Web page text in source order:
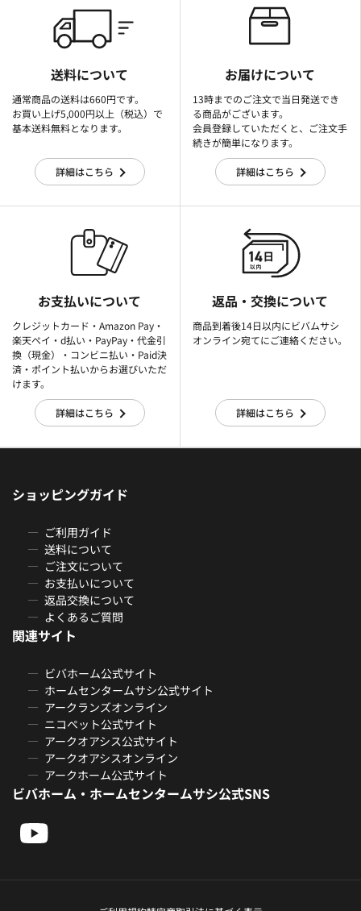
送料について
通常商品の送料は660円です。
お買い上げ5,000円以上（税込）で
基本送料無料となります。
詳細はこちら
お届けについて
13時までのご注文で当日発送でき
る商品がございます。
会員登録していただくと、ご注文手
続きが簡単になります。
詳細はこちら
お支払いについて
クレジットカード・Amazon Pay・
楽天ぺイ・d払い・PayPay・代金引
換（現金）・コンビニ払い・Paid決
済・ポイント払いからお選びいただ
けます。
詳細はこちら
返品・交換について
商品到着後14日以内にビバムサシ
オンライン宛てにご連絡ください。
詳細はこちら
ショッピングガイド
ご利用ガイド
送料について
ご注文について
お支払いについて
返品交換について
よくあるご質問
関連サイト
ビバホーム公式サイト
ホームセンタームサシ公式サイト
アークランズオンライン
ニコペット公式サイト
アークオアシス公式サイト
アークオアシスオンライン
アークホーム公式サイト
ビバホーム・ホームセンタームサシ公式SNS